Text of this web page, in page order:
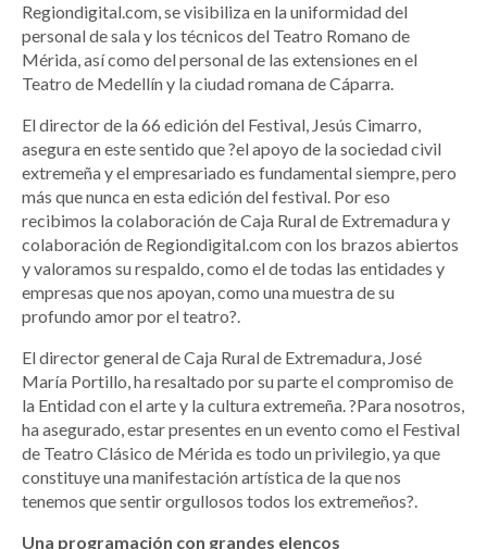
Regiondigital.com, se visibiliza en la uniformidad del
personal de sala y los técnicos del Teatro Romano de
Mérida, así como del personal de las extensiones en el
Teatro de Medellín y la ciudad romana de Cáparra.
El director de la 66 edición del Festival, Jesús Cimarro,
asegura en este sentido que ?el apoyo de la sociedad civil
extremeña y el empresariado es fundamental siempre, pero
más que nunca en esta edición del festival. Por eso
recibimos la colaboración de Caja Rural de Extremadura y
colaboración de Regiondigital.com con los brazos abiertos
y valoramos su respaldo, como el de todas las entidades y
empresas que nos apoyan, como una muestra de su
profundo amor por el teatro?.
El director general de Caja Rural de Extremadura, José
María Portillo, ha resaltado por su parte el compromiso de
la Entidad con el arte y la cultura extremeña. ?Para nosotros,
ha asegurado, estar presentes en un evento como el Festival
de Teatro Clásico de Mérida es todo un privilegio, ya que
constituye una manifestación artística de la que nos
tenemos que sentir orgullosos todos los extremeños?.
Una programación con grandes elencos